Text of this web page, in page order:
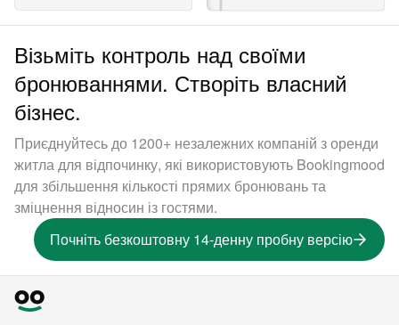
Візьміть контроль над своїми
бронюваннями. Створіть власний
бізнес.
Приєднуйтесь до 1200+ незалежних компаній з оренди
житла для відпочинку, які використовують Bookingmood
для збільшення кількості прямих бронювань та
зміцнення відносин із гостями.
Почніть безкоштовну 14-денну пробну версію